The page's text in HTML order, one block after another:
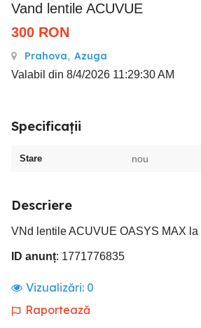
Vand lentile ACUVUE
300 RON
Prahova, Azuga
Valabil din 8/4/2026 11:29:30 AM
Specificații
Stare nou
Descriere
VNd lentile ACUVUE OASYS MAX la
ID anunț: 1771776835
Vizualizări: 0
Raportează